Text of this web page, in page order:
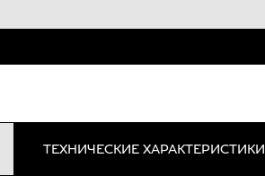
ТЕХНИЧЕСКИЕ ХАРАКТЕРИСТИКИ